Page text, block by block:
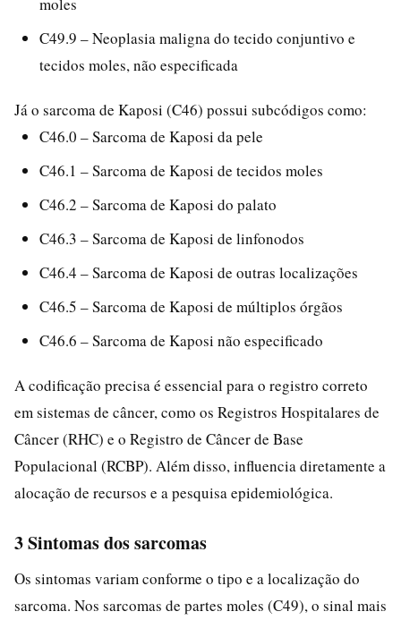
C49.9 – Neoplasia maligna do tecido conjuntivo e
tecidos moles, não especificada
Já o sarcoma de Kaposi (C46) possui subcódigos como:
C46.0 – Sarcoma de Kaposi da pele
C46.1 – Sarcoma de Kaposi de tecidos moles
C46.2 – Sarcoma de Kaposi do palato
C46.3 – Sarcoma de Kaposi de linfonodos
C46.4 – Sarcoma de Kaposi de outras localizações
C46.5 – Sarcoma de Kaposi de múltiplos órgãos
C46.6 – Sarcoma de Kaposi não especificado
A codificação precisa é essencial para o registro correto
em sistemas de câncer, como os Registros Hospitalares de
Câncer (RHC) e o Registro de Câncer de Base
Populacional (RCBP). Além disso, influencia diretamente a
alocação de recursos e a pesquisa epidemiológica.
3 Sintomas dos sarcomas
Os sintomas variam conforme o tipo e a localização do
sarcoma. Nos sarcomas de partes moles (C49), o sinal mais